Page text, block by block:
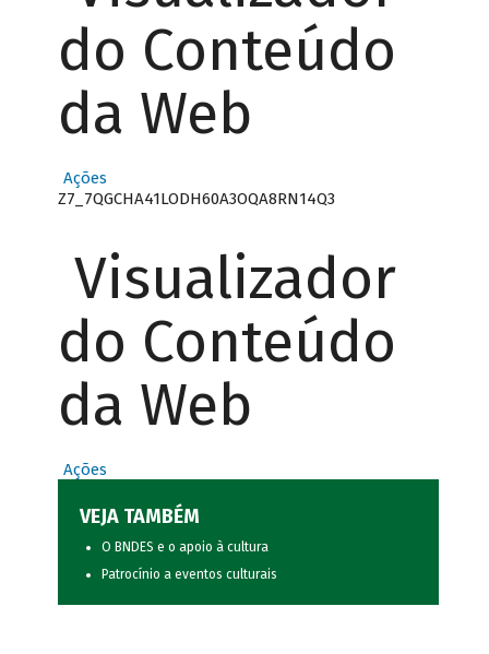
do Conteúdo
da Web
Ações
Z7_7QGCHA41LODH60A3OQA8RN14Q3
Visualizador
do Conteúdo
da Web
Ações
VEJA TAMBÉM
O BNDES e o apoio à cultura
Patrocínio a eventos culturais